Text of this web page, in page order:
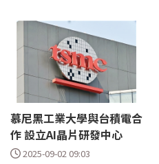
慕尼黑工業大學與台積電合
作 設立AI晶片研發中心
2025-09-02 09:03